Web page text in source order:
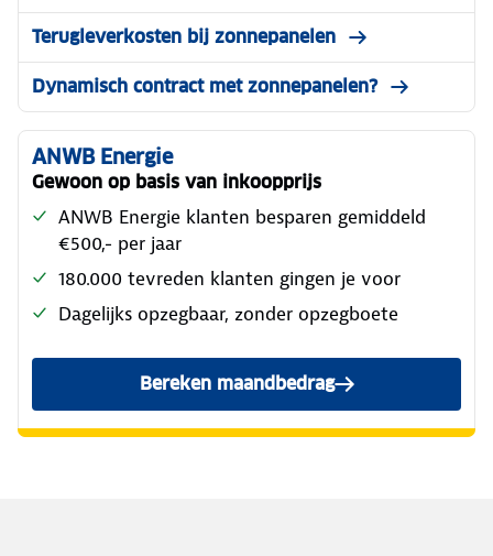
Terugleverkosten bij zonnepanelen
Dynamisch contract met zonnepanelen?
ANWB Energie
Gewoon op basis van inkoopprijs
ANWB Energie klanten besparen gemiddeld
€500,- per jaar
180.000 tevreden klanten gingen je voor
Dagelijks opzegbaar, zonder opzegboete
Bereken maandbedrag